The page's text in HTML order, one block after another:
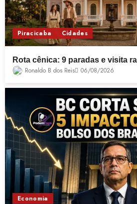
Piracicaba Cidades
Rota cênica: 9 paradas e visita
Ronaldo B dos Reis 06/08/2026
Economia